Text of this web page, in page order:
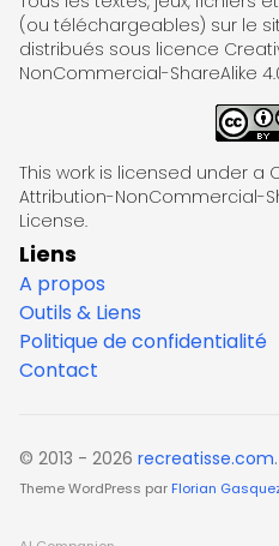
(ou téléchargeables) sur le
distribués sous licence
NonCommercial-ShareAlike
This work is licensed under a
Attribution-NonCommercial-
License.
Liens
A propos
Outils & Liens
Politique de confidentialité
Contact
© 2013 - 2026 recreatisse.com
Theme WordPress par Florian